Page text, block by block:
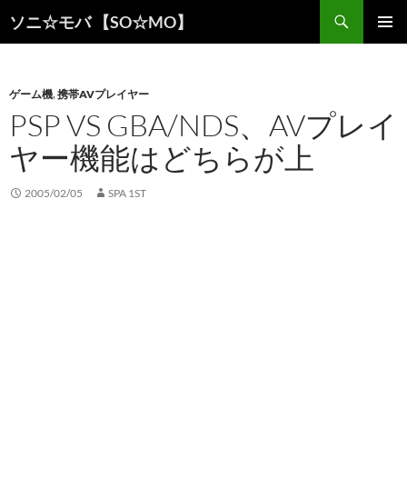
ソニ☆モバ 【SO☆MO】
索
ン
ツ
へ
ス
ッ
ゲーム機,携帯AVプレイヤー
PSP VS GBA/NDS、AVプレイ
ヤー機能はどちらが上
2005/02/05 SPA 1ST